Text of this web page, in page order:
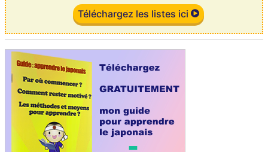
Téléchargez les listes ici